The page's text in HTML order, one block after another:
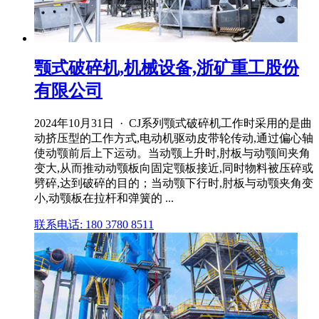
颚式破碎机,机械设备,浙矿重工股份
有限公司
2024年10月31日 · CJ系列颚式破碎机工作时采用的是曲
动挤压型的工作方式,电动机驱动皮带轮传动,通过偏心轴
使动颚前后上下运动。当动颚上升时,肘板与动颚间夹角
变大,从而推动动颚板向固定颚板接近,同时物料被压碎或
劈碎,达到破碎的目的；当动颚下行时,肘板与动颚夹角变
小,动颚板在拉杆和弹簧的 ...
联系电话: 180 3780 8511